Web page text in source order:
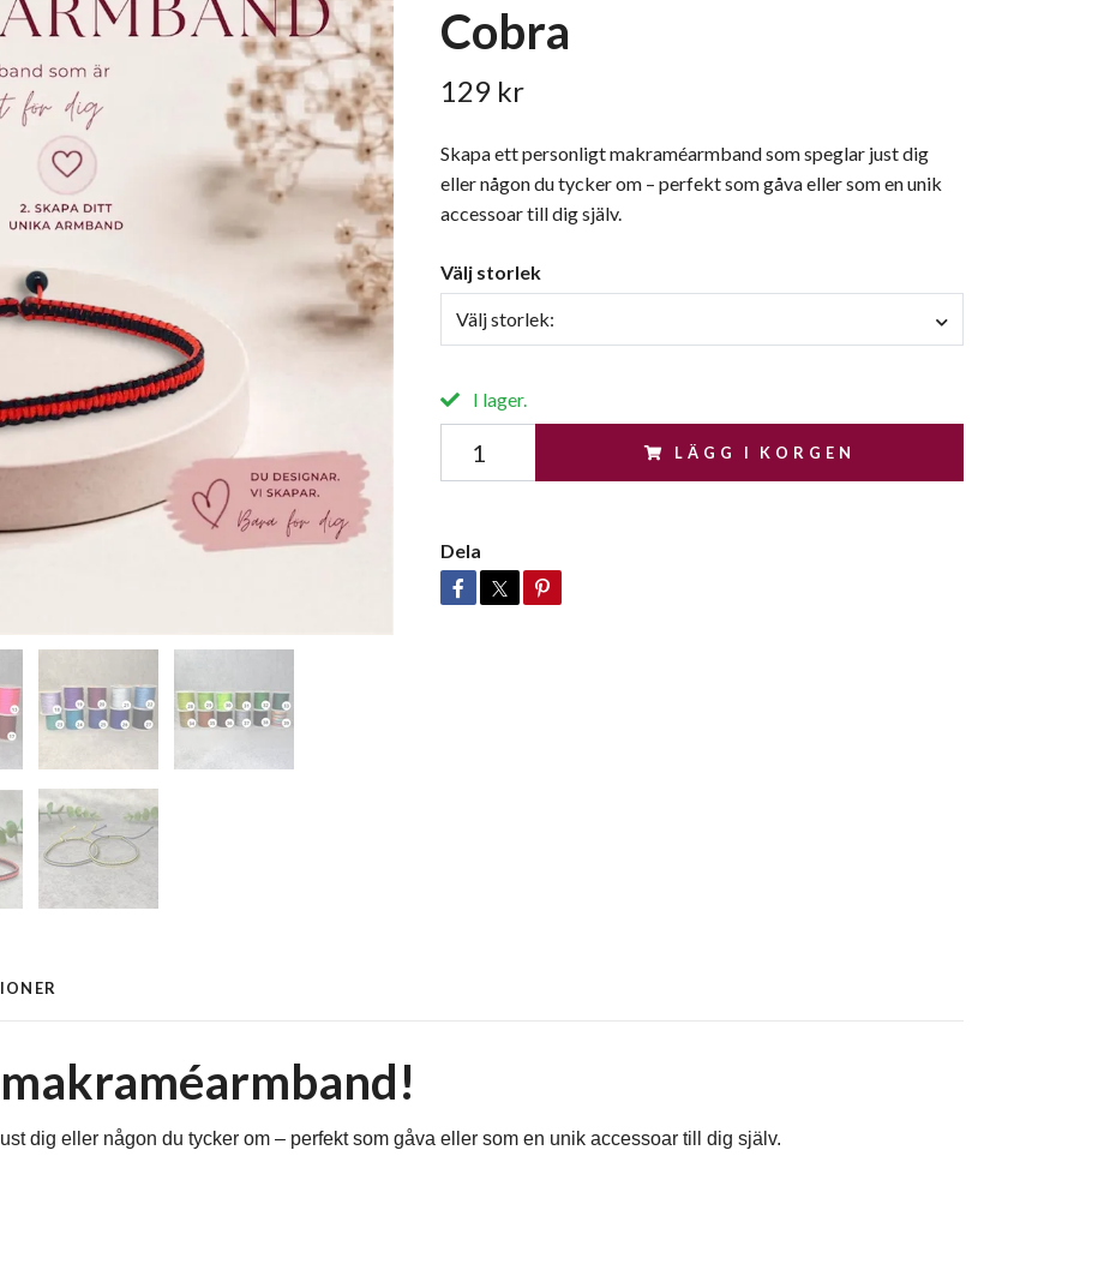
Cobra
129 kr
Skapa ett personligt makraméarmband som speglar just dig
eller någon du tycker om – perfekt som gåva eller som en unik
accessoar till dig själv.
Välj storlek
Välj storlek:
I lager.
LÄGG I KORGEN
Dela
dig eller någon du tycker om – perfekt som gåva eller som en unik accessoar till dig själv.